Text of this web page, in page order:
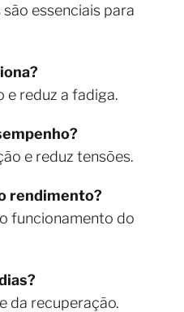
essenciais para
e reduz a fadiga.
e reduz tensões.
rendimento?
funcionamento do
da recuperação.